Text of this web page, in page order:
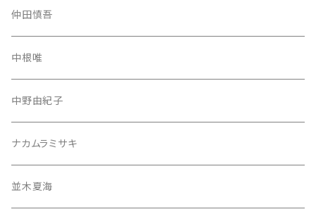
仲田慎吾
中根唯
中野由紀子
ナカムラミサキ
並木夏海